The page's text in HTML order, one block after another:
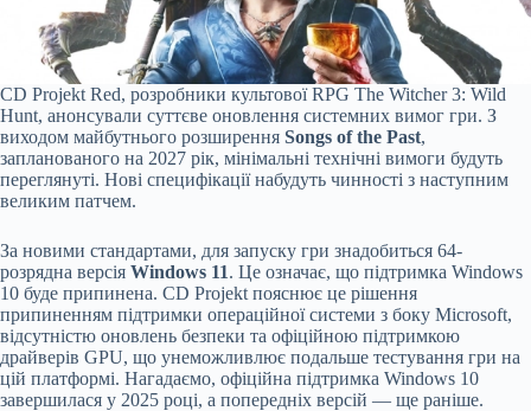
CD Projekt Red, розробники культової RPG The Witcher 3: Wild
Hunt, анонсували суттєве оновлення системних вимог гри. З
виходом майбутнього розширення Songs of the Past,
запланованого на 2027 рік, мінімальні технічні вимоги будуть
переглянуті. Нові специфікації набудуть чинності з наступним
великим патчем.
За новими стандартами, для запуску гри знадобиться 64-
розрядна версія Windows 11. Це означає, що підтримка Windows
10 буде припинена. CD Projekt пояснює це рішення
припиненням підтримки операційної системи з боку Microsoft,
відсутністю оновлень безпеки та офіційною підтримкою
драйверів GPU, що унеможливлює подальше тестування гри на
цій платформі. Нагадаємо, офіційна підтримка Windows 10
завершилася у 2025 році, а попередніх версій — ще раніше.